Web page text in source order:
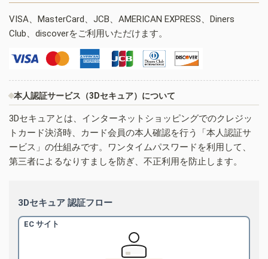
VISA、MasterCard、JCB、AMERICAN EXPRESS、Diners
Club、discoverをご利用いただけます。
本人認証サービス（3Dセキュア）について
3Dセキュアとは、インターネットショッピングでのクレジッ
トカード決済時、カード会員の本人確認を行う「本人認証サ
ービス」の仕組みです。ワンタイムパスワードを利用して、
第三者によるなりすましを防ぎ、不正利用を防止します。
3Dセキュア 認証フロー
EC サイト